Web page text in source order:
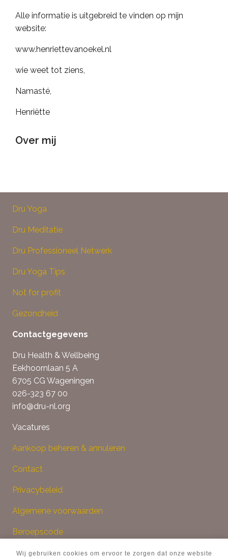
Alle informatie is uitgebreid te vinden op mijn
website:
www.henriettevanoekel.nl
wie weet tot ziens,
Namasté,
Henriëtte
Over mij
Dru Yoga
Dru Meditatie
Dru Professioneel Netwerk
Dru Yoga Tips
Not for profit
Gezondheid
Contactgegevens
Dru Health & Wellbeing
Eekhoornlaan 5 A
6705 CG Wageningen
026-323 67 00
info@dru-nl.org
Vacatures
Aankoop beheren & annuleren
Contact
Privacybeleid
Algemene voorwaarden
Beroepscode
Klachtenprocedure
Wij gebruiken cookies om ervoor te zorgen dat onze website